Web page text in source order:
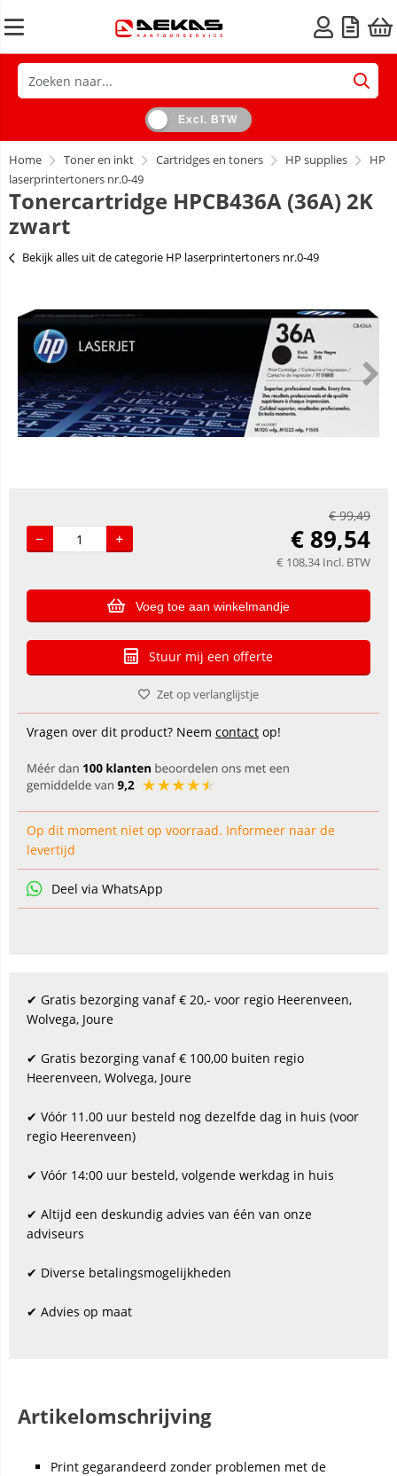
Excl. BTW
Home Toner en inkt Cartridges en toners HP supplies
HP
laserprintertoners nr.0-49
Tonercartridge HPCB436A (36A) 2K
zwart
Bekijk alles uit de categorie HP laserprintertoners nr.0-49
€99,49
€ 89,54
€ 108,34 Incl. BTW
Voeg toe aan winkelmandje
Stuur mij een offerte
Zet op verlanglijstje
Vragen over dit product? Neem contact op!
Op dit moment niet op voorraad. Informeer naar de
levertijd
Deel via WhatsApp
✔ Gratis bezorging vanaf € 20,- voor regio Heerenveen,
Wolvega, Joure
✔ Gratis bezorging vanaf € 100,00 buiten regio
Heerenveen, Wolvega, Joure
✔ Vóór 11.00 uur besteld nog dezelfde dag in huis (voor
regio Heerenveen)
✔ Vóór 14:00 uur besteld, volgende werkdag in huis
✔ Altijd een deskundig advies van één van onze
adviseurs
✔ Diverse betalingsmogelijkheden
✔ Advies op maat
Artikelomschrijving
Print gegarandeerd zonder problemen met de